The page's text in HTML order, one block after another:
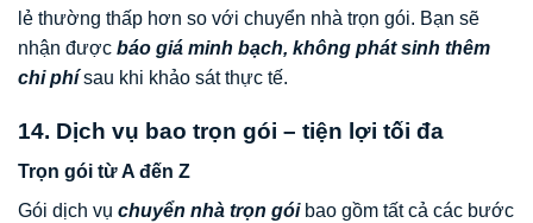
lẻ thường thấp hơn so với chuyển nhà trọn gói. Bạn sẽ
nhận được báo giá minh bạch, không phát sinh thêm
chi phísau khi khảo sát thực tế.
14. Dịch vụ bao trọn gói – tiện lợi tối đa
Trọn gói từ A đến Z
Gói dịch vụ chuyển nhà trọn góibao gồm tất cả các bước